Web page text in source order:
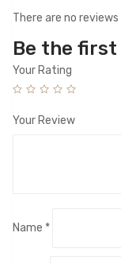
There are no
Be the first
Your Rating
Your Review
Name *